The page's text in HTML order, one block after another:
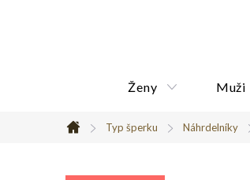
Ženy
Muži
Domů
Typ šperku Náhrdelníky